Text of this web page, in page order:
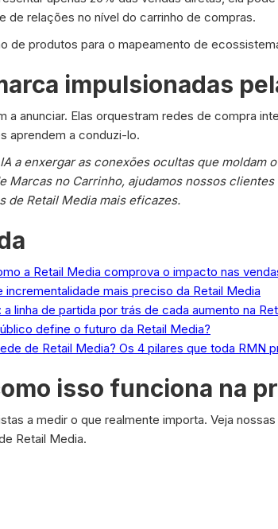
de relações no nível do carrinho de compras.
de produtos para o mapeamento de
impulsionadas
a anunciar. Elas orquestram redes de compra
aprendem a conduzi-lo.
a enxergar as conexões ocultas que moldam
Marcas no Carrinho, ajudamos nossos
de Retail Media mais eficazes.
a Retail Media comprova o impacto nas
mais preciso da Retail Media
linha de partida por trás de cada aumento na
define o futuro da Retail Media?
de Retail Media? Os 4 pilares que toda RMN
isso funciona na
a medir o que realmente importa. Veja nossas
Retail Media.